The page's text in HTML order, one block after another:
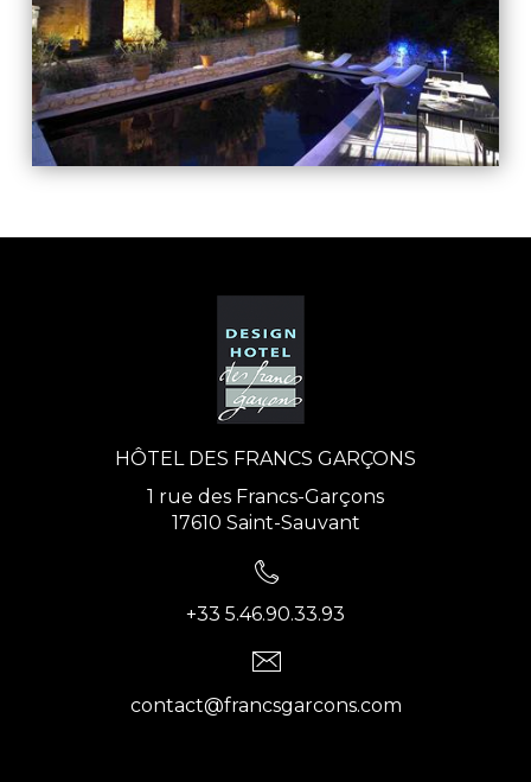
HÔTEL DES FRANCS GARÇONS
1 rue des Francs-Garçons
17610 Saint-Sauvant
+33 5.46.90.33.93
contact@francsgarcons.com